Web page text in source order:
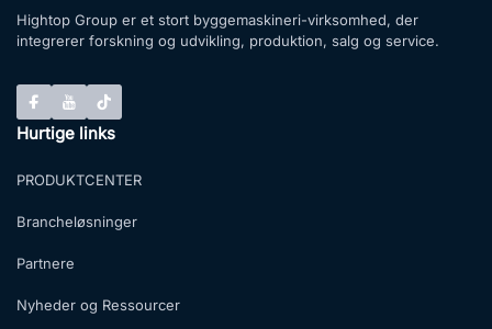
Hightop Group er et stort byggemaskineri-virksomhed, der
integrerer forskning og udvikling, produktion, salg og service.
Hurtige links
PRODUKTCENTER
Brancheløsninger
Partnere
Nyheder og Ressourcer